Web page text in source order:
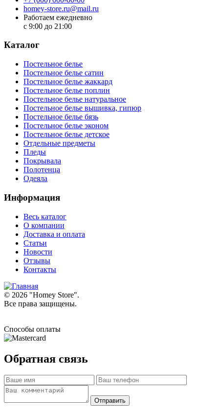
homey-store.ru@mail.ru
Работаем ежедневно
с 9:00 до 21:00
Каталог
Постельное белье
Постельное белье сатин
Постельное белье жаккард
Постельное белье поплин
Постельное белье натуральное
Постельное белье вышивка, гипюр
Постельное белье бязь
Постельное белье эконом
Постельное белье детское
Отдельные предметы
Пледы
Покрывала
Полотенца
Одеяла
Информация
Весь каталог
О компании
Доставка и оплата
Статьи
Новости
Отзывы
Контакты
© 2026 "Homey Store".
Все права защищены.
Способы оплаты
Обратная связь